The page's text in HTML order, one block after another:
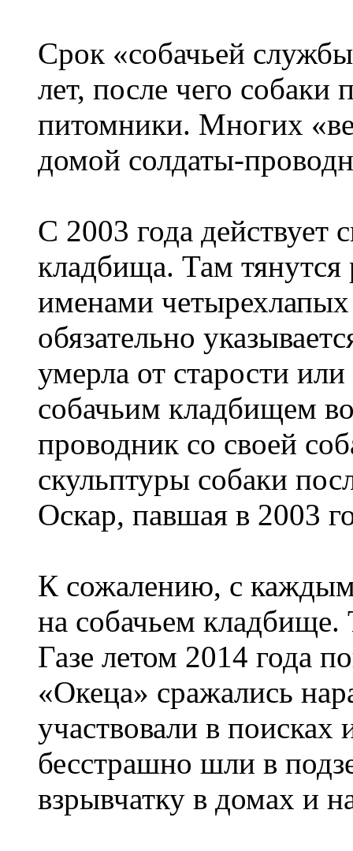
Срок «собачьей
лет, после чего собаки
питомники. Многих
домой солдаты-
С 2003 года действует
кладбища. Там
именами
обязательно
умерла от старости
собачьим кладбищем
проводник со своей
скульптуры собаки
Оскар, павшая в 2003
К сожалению, с каждым
на собачьем кладбище.
Газе летом 2014 года
«Океца» сражались
участвовали в поисках
бесстрашно шли в
взрывчатку в домах и